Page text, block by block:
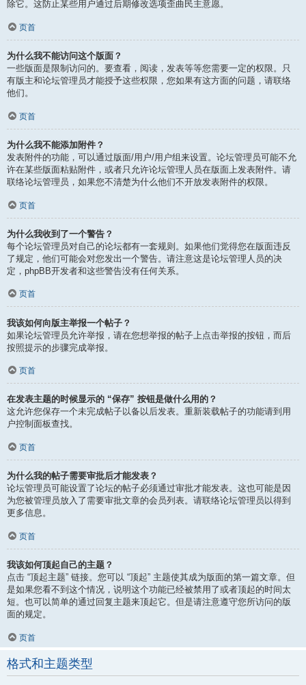
除它。这防止某些用户通过后期修改选项歪曲民主意愿。
页首
为什么我不能访问这个版面？
一些版面是限制访问的。要查看，阅读，发表等等您需要一定的权限。只
有版主和论坛管理员才能授予这些权限，您如果有这方面的问题，请联络
他们。
页首
为什么我不能添加附件？
发表附件的功能，可以通过版面/用户/用户组来设置。论坛管理员可能不允
许在某些版面粘贴附件，或者只允许论坛管理人员在版面上发表附件。请
联络论坛管理员，如果您不清楚为什么他们不开放发表附件的权限。
页首
为什么我收到了一个警告？
每个论坛管理员对自己的论坛都有一套规则。如果他们觉得您在版面违反
了规定，他们可能会对您发出一个警告。请注意这是论坛管理人员的决
定，phpBB开发者和这些警告没有任何关系。
页首
我该如何向版主举报一个帖子？
如果论坛管理员允许举报，请在您想举报的帖子上点击举报的按钮，而后
按照提示的步骤完成举报。
页首
在发表主题的时候显示的 “保存” 按钮是做什么用的？
这允许您保存一个未完成帖子以备以后发表。重新装载帖子的功能请到用
户控制面板查找。
页首
为什么我的帖子需要审批后才能发表？
论坛管理员可能设置了论坛的帖子必须通过审批才能发表。这也可能是因
为您被管理员放入了需要审批文章的会员列表。请联络论坛管理员以得到
更多信息。
页首
我该如何顶起自己的主题？
点击 “顶起主题” 链接。您可以 “顶起” 主题使其成为版面的第一篇文章。但
是如果您看不到这个情况，说明这个功能已经被禁用了或者顶起的时间太
短。也可以简单的通过回复主题来顶起它。但是请注意遵守您所访问的版
面的规定。
页首
格式和主题类型